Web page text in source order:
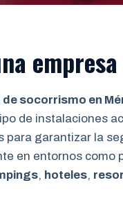
de socorrismo en
de instalaciones
para garantizar la
en entornos como
, hoteles,